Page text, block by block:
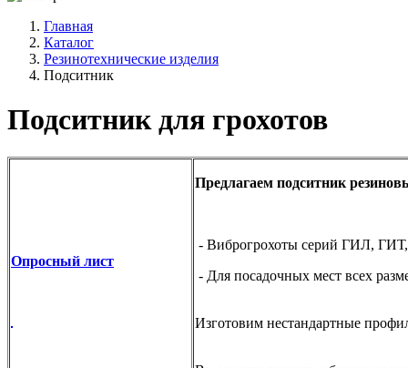
Главная
Каталог
Резинотехнические изделия
Подситник
Подситник для грохотов
Опросный лист
Предлагаем подситник
- Виброгрохоты серий ГИЛ,
- Для посадочных мест всех
Изготовим нестандартные